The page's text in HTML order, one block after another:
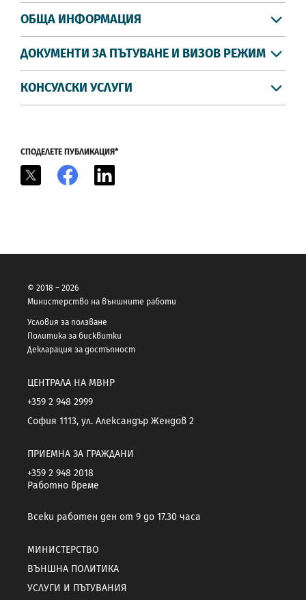
ОБЩА ИНФОРМАЦИЯ
ДОКУМЕНТИ ЗА ПЪТУВАНЕ И ВИЗОВ РЕЖИМ
КОНСУЛСКИ УСЛУГИ
СПОДЕЛЕТЕ ПУБЛИКАЦИЯ*
Facebook
© 2018 – 2026
Министерство на външните работи
Условия за ползване
Политика за бисквитки
Декларация за достъпност
ЦЕНТРАЛА НА МВНР
+359 2 948 2999
София 1113, ул. Александър Жендов 2
ПРИЕМНА ЗА ГРАЖДАНИ
+359 2 948 2018
Работно време
Всеки работен ден от 9 до 17.30 часа
МИНИСТЕРСТВО
ВЪНШНА ПОЛИТИКА
УСЛУГИ И ПЪТУВАНИЯ